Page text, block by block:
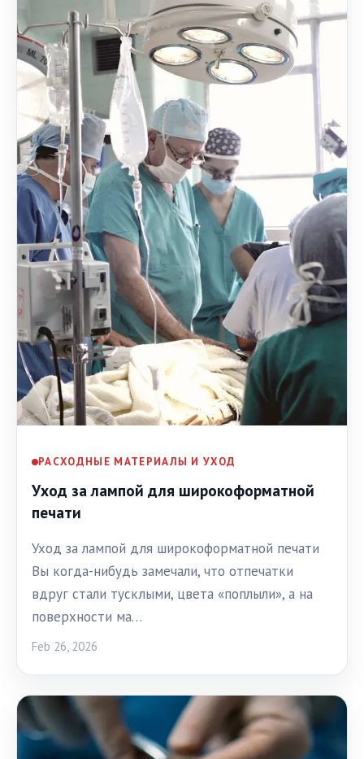
РАСХОДНЫЕ МАТЕРИАЛЫ И УХОД
Уход за лампой для широкоформатной
печати
Уход за лампой для широкоформатной печати
Вы когда-нибудь замечали, что отпечатки
вдруг стали тусклыми, цвета «поплыли», а на
поверхности ма…
Feb 26, 2026